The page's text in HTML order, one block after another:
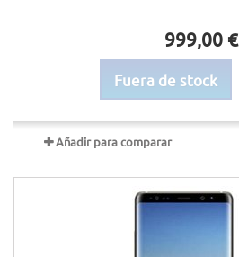
999,00 €
Fuera de stock
Añadir para comparar